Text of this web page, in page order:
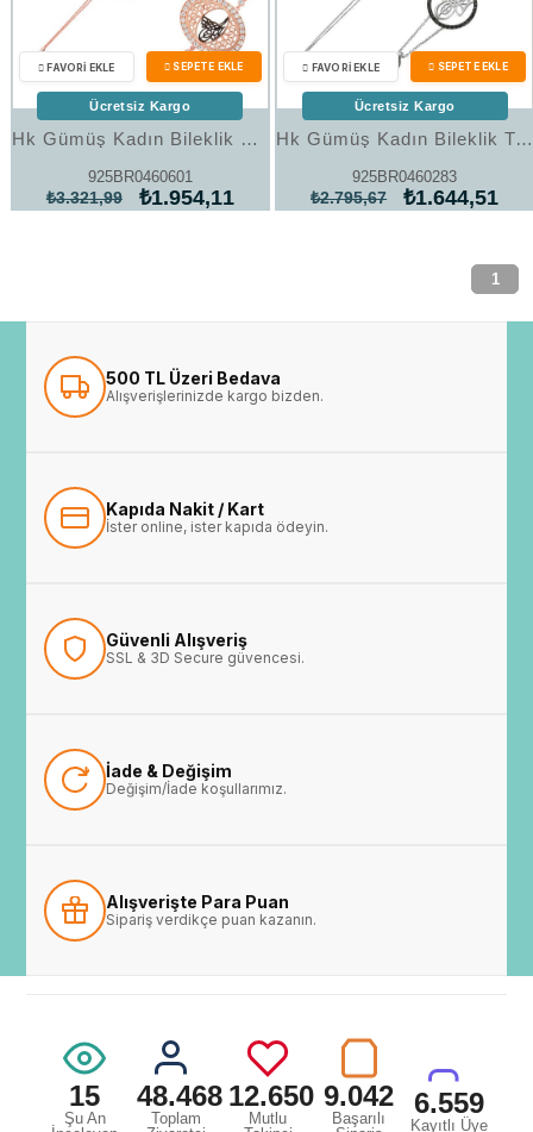
Hk Gümüş Kadın Bileklik Rose Tuğralı |Gümüş Takı Hediyelik Ürünler
925BR0460601
₺1.954,11
₺3.321,99
Ücretsiz Kargo
Hk Gümüş Kadın Bileklik Tuğralı |Gümüş Takı Hediyelik Ürünler
925BR0460283
₺1.644,51
₺2.795,67
Ücretsiz Kargo
1
500 TL Üzeri Bedava
Alışverişlerinizde kargo bizden.
Kapıda Nakit / Kart
İster online, ister kapıda ödeyin.
Güvenli Alışveriş
SSL & 3D Secure güvencesi.
İade & Değişim
Değişim/İade koşullarımız.
Alışverişte Para Puan
Sipariş verdikçe puan kazanın.
15
Şu An
48.468
Toplam
12.650
Mutlu
9.042
Başarılı
6.559
Kayıtlı Üye